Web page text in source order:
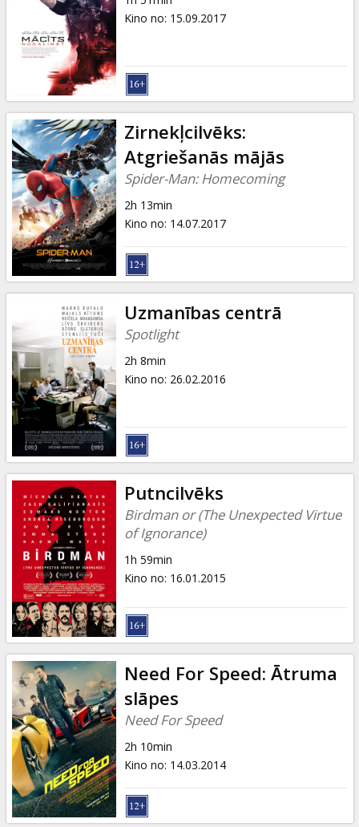
Kino no: 15.09.2017
Zirnekļcilvēks:
Atgriešanās mājās
Spider-Man: Homecoming
2h 13min
Kino no: 14.07.2017
Uzmanības centrā
Spotlight
2h 8min
Kino no: 26.02.2016
Putncilvēks
Birdman or (The Unexpected Virtue
of Ignorance)
1h 59min
Kino no: 16.01.2015
Need For Speed: Ātruma
slāpes
Need For Speed
2h 10min
Kino no: 14.03.2014